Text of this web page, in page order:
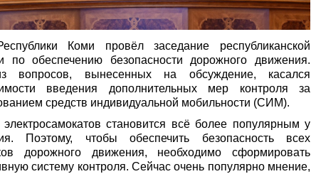
Коми провёл заседание республиканской
по обеспечению безопасности дорожного движения.
вопросов, вынесенных на обсуждение, касался
введения дополнительных мер контроля за
средств индивидуальной мобильности (СИМ).
электросамокатов становится всё более популярным у
Поэтому, чтобы обеспечить безопасность всех
дорожного движения, необходимо сформировать
систему контроля. Сейчас очень популярно мнение,